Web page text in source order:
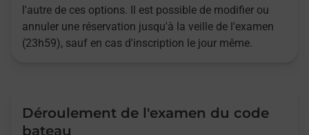
l'autre de ces options. Il est possible de modifier ou
annuler une réservation jusqu'à la veille de l'examen
(23h59), sauf en cas d'inscription le jour même.
Déroulement de l'examen du code
bateau